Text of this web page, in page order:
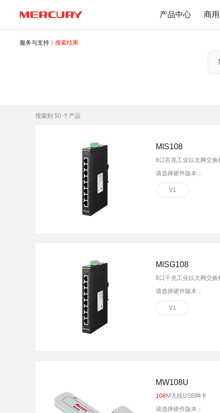
产品中心 商
1200M无线
Wi-Fi 4无线
其他规格
无线扩展
有线路由
无线网络摄像机
球机
4G网络摄像机
网络硬盘录像机
2.5G交换机
无线控制器
服务与支持 搜索结果
搜索到 50 个产品
MIS108
8口百兆工业以太网交换
请选择硬件版本：
V1
MISG108
8口千兆工业以太网交换
请选择硬件版本：
V1
MW108U
108M无线USB网卡
请选择硬件版本：